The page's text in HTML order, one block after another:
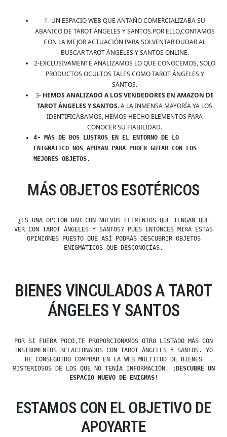
1- UN ESPACIO WEB QUE ANTAÑO COMERCIALIZABA SU
ABANICO DE TAROT ÁNGELES Y SANTOS.POR ELLO,CONTAMOS
CON LA MEJOR ACTUACIÓN PARA SOLVENTAR DUDAR AL
BUSCAR TAROT ÁNGELES Y SANTOS ONLINE.
2-EXCLUSIVAMENTE ANALIZAMOS LO QUE CONOCEMOS, SOLO
PRODUCTOS OCULTOS TALES COMO TAROT ÁNGELES Y
SANTOS.
3- HEMOS ANALIZADO A LOS VENDEDORES EN AMAZON DE
TAROT ÁNGELES Y SANTOS. A LA INMENSA MAYORÍA YA LOS
IDENTIFICÁBAMOS, HEMOS HECHO ELEMENTOS PARA
CONOCER SU FIABILIDAD.
4- MÁS DE DOS LUSTROS EN EL ENTORNO DE LO
ENIGMÁTICO NOS APOYAN PARA PODER GUIAR CON LOS
MEJORES OBJETOS.
MÁS OBJETOS ESOTÉRICOS
¿ES UNA OPCIÓN DAR CON NUEVOS ELEMENTOS QUE TENGAN QUE
VER CON TAROT ÁNGELES Y SANTOS? PUES ENTONCES MIRA ESTAS
OPINIONES PUESTO QUE ASÍ PODRÁS DESCUBRIR OBJETOS
ENIGMÁTICOS QUE DESCONOCÍAS.
BIENES VINCULADOS A TAROT
ÁNGELES Y SANTOS
POR SI FUERA POCO,TE PROPORCIONAMOS OTRO LISTADO MÁS CON
INSTRUMENTOS RELACIONADOS CON TAROT ÁNGELES Y SANTOS. YO
HE CONSEGUIDO COMPRAR EN LA WEB MULTITUD DE BIENES
MISTERIOSOS DE LOS QUE NO TENÍA INFORMACIÓN.
¡DESCUBRE UN
ESPACIO NUEVO DE ENIGMAS!
ESTAMOS CON EL OBJETIVO DE
APOYARTE